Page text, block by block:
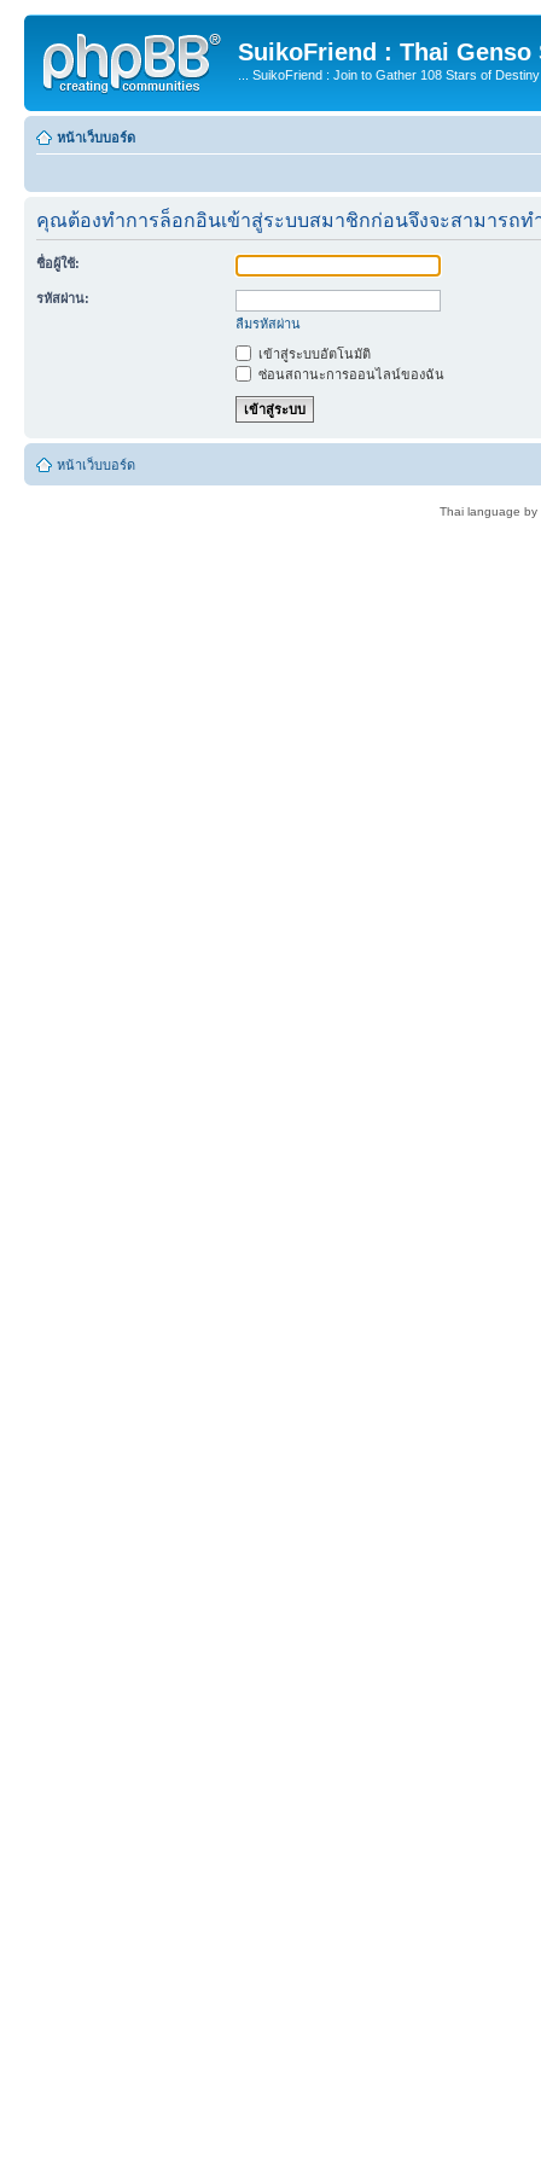
SuikoFriend : Thai Genso
... SuikoFriend : Join to Gather 108 Stars of
หน้าเว็บบอร์ด
คุณต้องทำการล็อกอินเข้าสู่ระบบสมาชิกก่อนจึงจะสามารถท
ชื่อผู้ใช้:
รหัสผ่าน:
ลืมรหัสผ่าน
เข้าสู่ระบบอัตโนมัติ
ซ่อนสถานะการออนไลน์ของฉัน
หน้าเว็บบอร์ด
Thai language by